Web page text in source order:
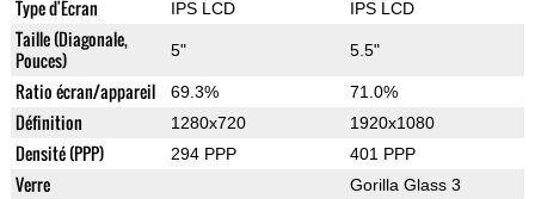
Type d'Ecran IPS LCD IPS LCD
Taille (Diagonale,
Pouces)
5" 5.5"
Ratio écran/appareil 69.3% 71.0%
Définition 1280x720 1920x1080
Densité (PPP) 294 PPP 401 PPP
Verre Gorilla Glass 3